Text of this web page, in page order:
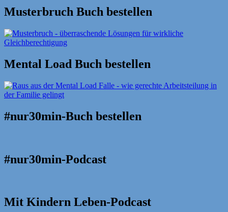
Musterbruch Buch bestellen
Mental Load Buch bestellen
#nur30min-Buch bestellen
#nur30min-Podcast
Mit Kindern Leben-Podcast